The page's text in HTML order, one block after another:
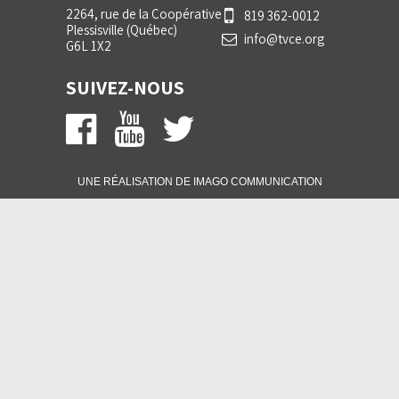
2264, rue de la Coopérative
Plessisville (Québec)
G6L 1X2
819 362-0012
info@tvce.org
SUIVEZ-NOUS
UNE RÉALISATION DE IMAGOCOMMUNICATION